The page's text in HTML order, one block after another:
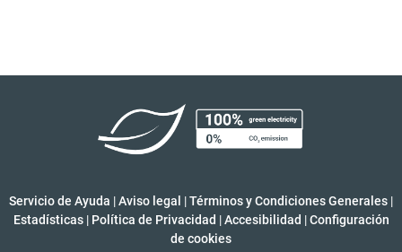
Servicio de Ayuda |Aviso legal |Términos y Condiciones Generales |
Estadísticas | Política de Privacidad | Accesibilidad | Configuración
de cookies